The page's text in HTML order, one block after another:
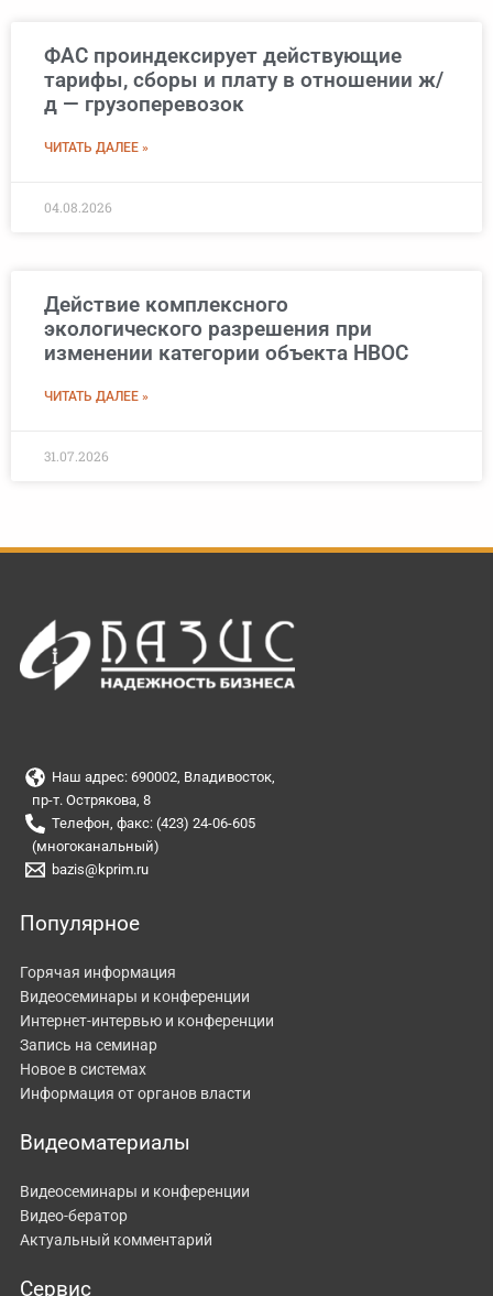
ФАС проиндексирует действующие
тарифы, сборы и плату в отношении ж/
д — грузоперевозок
ЧИТАТЬ ДАЛЕЕ »
04.08.2026
Действие комплексного
экологического разрешения при
изменении категории объекта НВОС
ЧИТАТЬ ДАЛЕЕ »
31.07.2026
Наш адрес: 690002, Владивосток,
пр-т. Острякова, 8
Телефон, факс: (423) 24-06-605
(многоканальный)
bazis@kprim.ru
Популярное
Горячая информация
Видеосеминары и конференции
Интернет-интервью и конференции
Запись на семинар
Новое в системах
Информация от органов власти
Видеоматериалы
Видеосеминары и конференции
Видео-бератор
Актуальный комментарий
Сервис